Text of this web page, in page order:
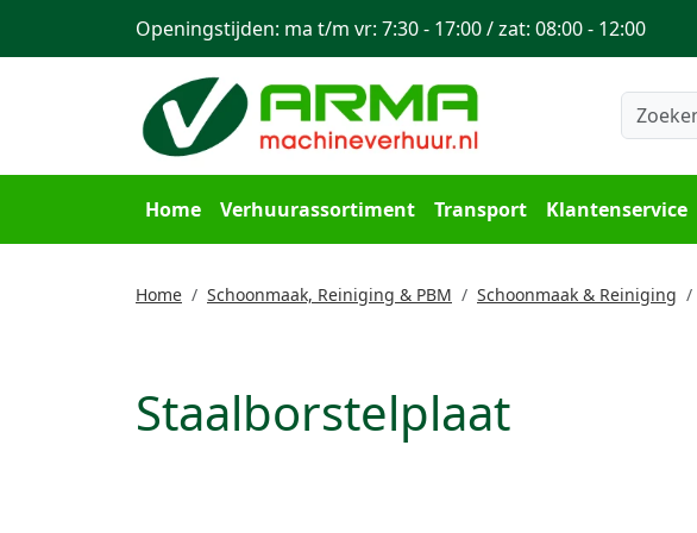
Home Verhuurassortiment Transport Klantenservice
Openingstijden: ma t/m vr: 7:30 - 17:00 / zat: 08:00 - 12:00
Home Schoonmaak, Reiniging & PBM Schoonmaak & Reiniging
Staalborstelplaat